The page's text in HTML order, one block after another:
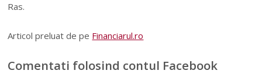
Ras.
Articol preluat de pe Financiarul.ro
Comentati folosind contul Facebook